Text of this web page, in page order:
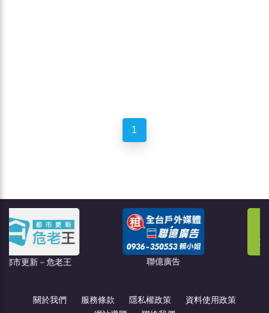
1
王
關於我們 服務條款 隱私權政策
資料使用政策